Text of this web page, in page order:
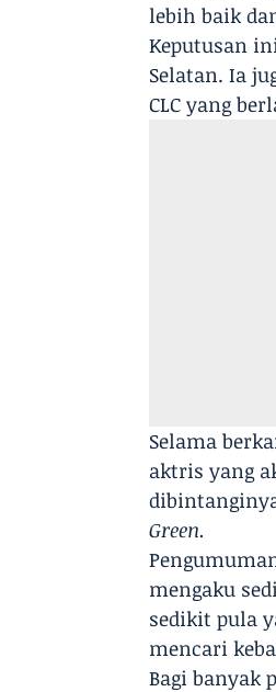
lebih baik
Keputusan
Selatan. Ia
CLC yang
Selama
aktris yang
Green.
mengaku
sedikit pula
mencari
Bagi banyak